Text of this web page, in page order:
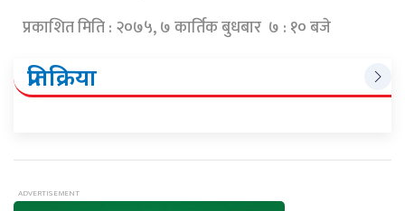
प्रकाशित मिति : २०७५, ७ कार्तिक बुधबार ७ : १० बजे
प्रतिक्रिया